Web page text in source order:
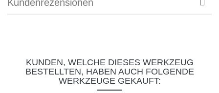
Kundenrezensionen
KUNDEN, WELCHE DIESES WERKZEUG
BESTELLTEN, HABEN AUCH FOLGENDE
WERKZEUGE GEKAUFT: